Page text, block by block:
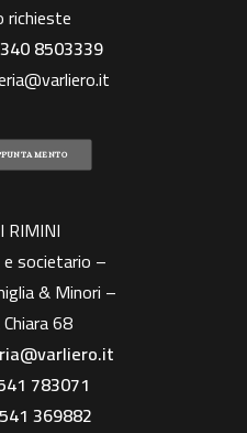
richieste
340 8503339
RIMINI
societario –
& Minori –
68
783071
369882